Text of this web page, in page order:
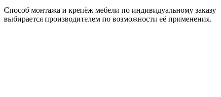
Способ монтажа и крепёж мебели по индивидуальному заказу
выбирается производителем по возможности её применения.